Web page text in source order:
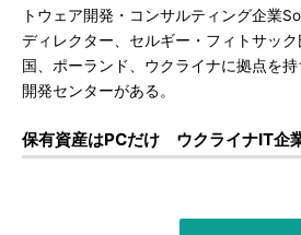
トウェア開発・コンサルティング企業
ディレクター、セルギー・フィトサッ
国、ポーランド、ウクライナに拠点を
開発センターがある。
保有資産はPCだけ ウクライナIT企